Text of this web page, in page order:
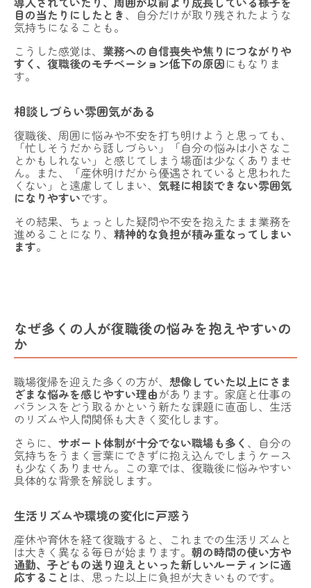
NOALONとは
費用・ご利用の流れ
登録カウンセラー
よくある質問
法人向けプラン
運営会社採用情報利用規約プライバシーポリシー
今すぐLINEで予約する
目の当たりにしたとき、自分だけが取り残されたような
気持ちになることも。
こうした感覚は、 業務への自信喪失や焦りにつながりや
すく、復職後のモチベーション低下の原因にもなりま
す。
相談しづらい雰囲気がある
復職後、周囲に悩みや不安を打ち明けようと思っても、
「忙しそうだから話しづらい」「自分の悩みは小さなこ
とかもしれない」と感じてしまう場面は少なくありませ
ん。また、「産休明けだから優遇されていると思われた
くない」と遠慮してしまい、 気軽に相談できない雰囲気
になりやすいです。
その結果、ちょっとした疑問や不安を抱えたまま業務を
進めることになり、 精神的な負担が積み重なってしまい
ます。
なぜ多くの人が復職後の悩みを抱えやすいの
か
職場復帰を迎えた多くの方が、 想像していた以上にさま
ざまな悩みを感じやすい理由があります。家庭と仕事の
バランスをどう取るかという新たな課題に直面し、生活
のリズムや人間関係も大きく変化します。
さらに、 サポート体制が十分でない職場も多く 、自分の
気持ちをうまく言葉にできずに抱え込んでしまうケース
も少なくありません。この章では、復職後に悩みやすい
具体的な背景を解説します。
生活リズムや環境の変化に戸惑う
産休や育休を経て復職すると、これまでの生活リズムと
は大きく異なる毎日が始まります。 朝の時間の使い方や
通勤、子どもの送り迎えといった新しいルーティンに適
応すること は、思った以上に負担が大きいものです。